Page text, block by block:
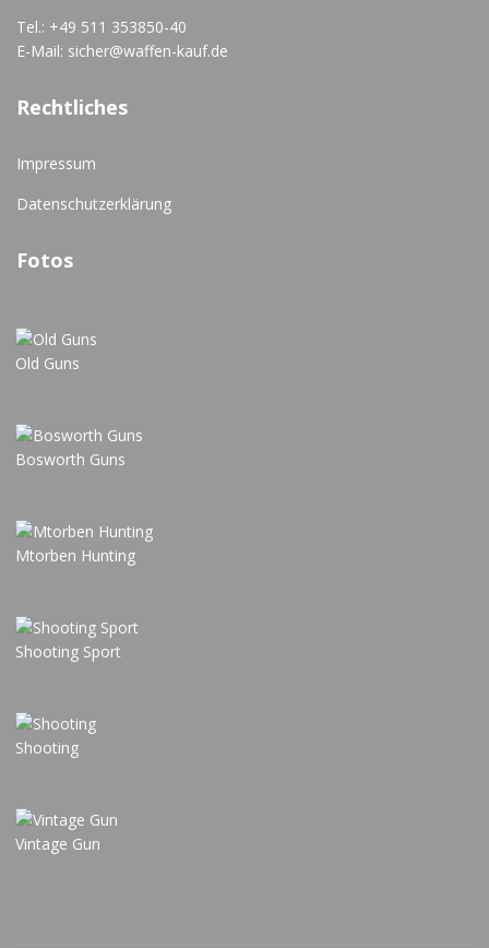
Tel.: +49 511 353850-40
E-Mail: sicher@waffen-kauf.de
Rechtliches
Impressum
Datenschutzerklärung
Fotos
Old Guns
Bosworth Guns
Mtorben Hunting
Shooting Sport
Shooting
Vintage Gun